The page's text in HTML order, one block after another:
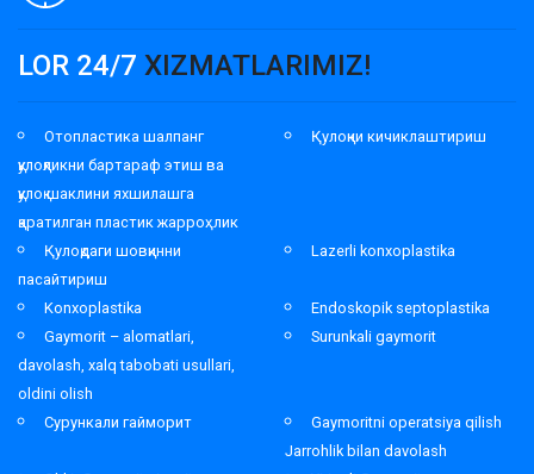
LOR 24/7 XIZMATLARIMIZ!
Отопластика шалпанг
қулоқликни бартараф этиш ва
қулоқ шаклини яхшилашга
қаратилган пластик жарроҳлик
Қулоқни кичиклаштириш
Қулоқдаги шовқинни
пасайтириш
Lazerli konxoplastika
Konxoplastika
Endoskopik septoplastika
Gaymorit – alomatlari,
davolash, xalq tabobati usullari,
oldini olish
Surunkali gaymorit
Сурункали гайморит
Gaymoritni operatsiya qilish
Jarrohlik bilan davolash